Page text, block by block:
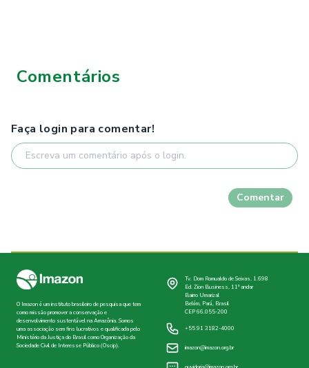
Comentários
Faça login para comentar!
Comentar
O Imazon é um instituto brasileiro de pesquisa que tem
como missão promover a conservação e
desenvolvimento sustentável na Amazônia. Somos
uma associação sem fins lucrativos e qualificada pelo
Ministério da Justiça do Brasil como Organização da
Sociedade Civil de Interesse Público (Oscip).
Tv. Dom Romualdo de Seixas, 1.698
Ed. Zion Business, 11º andar
Bairro Umarizal
Belém, Pará, Brasil
CEP 66.055-200
+55 91 3182-4000
imazon@imazon.org.br